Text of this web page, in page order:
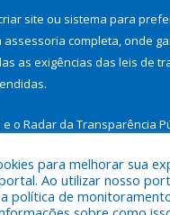
site ou sistema para
assessoria completa, onde
as exigências das leis de
e o Radar da Transparência
para melhorar sua
Ao utilizar nosso
política de